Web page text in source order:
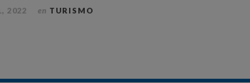
2022 en TURISMO